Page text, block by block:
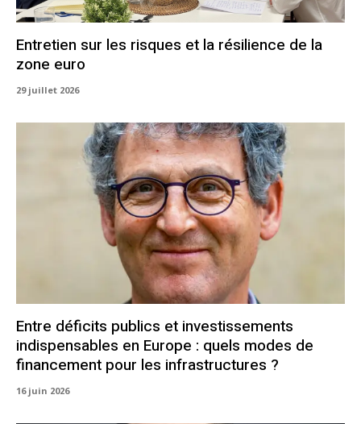
Entretien sur les risques et la résilience de la
zone euro
29 juillet 2026
Entre déficits publics et investissements
indispensables en Europe : quels modes de
financement pour les infrastructures ?
16 juin 2026